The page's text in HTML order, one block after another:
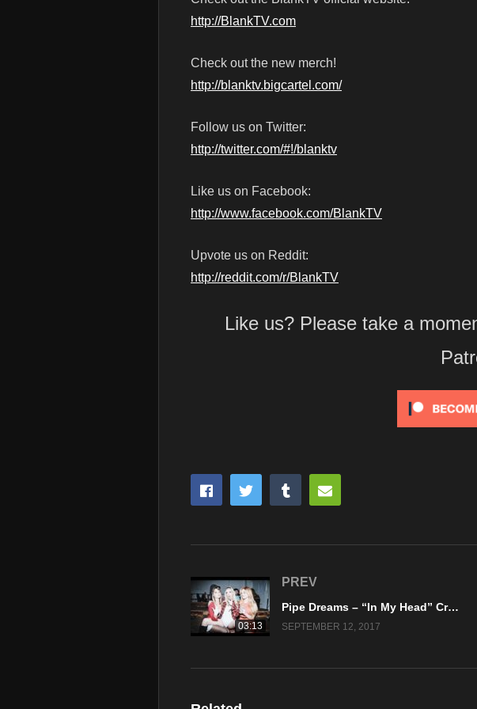
http://BlankTV.com
Check out the new merch!
http://blanktv.bigcartel.com/
Follow us on Twitter:
http://twitter.com/#!/blanktv
Like us on Facebook:
http://www.facebook.com/BlankTV
Upvote us on Reddit:
http://reddit.com/r/BlankTV
Like us? Please take a
03:13
PREV
Pipe Dreams – “In My Head” Crass Lips Records – A BlankTV World Premiere!
SEPTEMBER 12, 2017